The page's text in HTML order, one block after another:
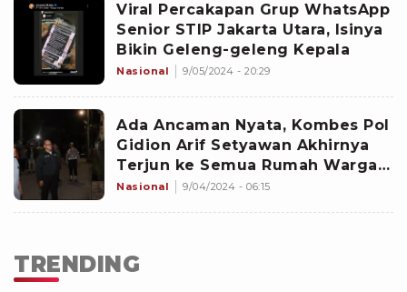
Viral Percakapan Grup WhatsApp
Senior STIP Jakarta Utara, Isinya
Bikin Geleng-geleng Kepala
Nasional 9/05/2024 - 20:29
Ada Ancaman Nyata, Kombes Pol
Gidion Arif Setyawan Akhirnya
Terjun ke Semua Rumah Warga
Jelang Lebaran 2024
Nasional 9/04/2024 - 06:15
TRENDING